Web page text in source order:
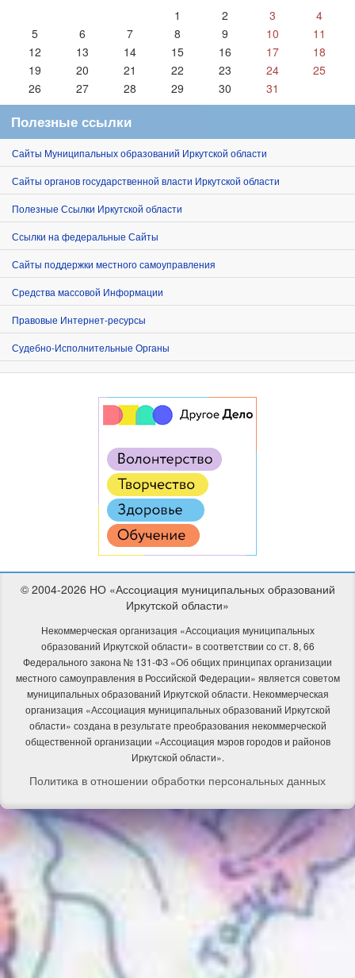
1
2 3
4
5
6 7 8 9 10
11
12
13 14 15 16 17
18
19
20 21 22 23 24
25
26
27 28 29 30 31
Полезные ссылки
Сайты Муниципальных образований Иркутской области
Сайты органов государственной власти Иркутской области
Полезные Ссылки Иркутской области
Ссылки на федеральные Сайты
Сайты поддержки местного самоуправления
Средства массовой Информации
Правовые Интернет-ресурсы
Судебно-Исполнительные Органы
© 2004-2026 НО «Ассоциация муниципальных образований
Иркутской области»
Некоммерческая организация «Ассоциация муниципальных
образований Иркутской области» в соответствии со ст. 8, 66
Федерального закона № 131-ФЗ «Об общих принципах организации
местного самоуправления в Российской Федерации» является советом
муниципальных образований Иркутской области. Некоммерческая
организация «Ассоциация муниципальных образований Иркутской
области» создана в результате преобразования некоммерческой
общественной организации «Ассоциация мэров городов и районов
Иркутской области».
Политика в отношении обработки персональных данных